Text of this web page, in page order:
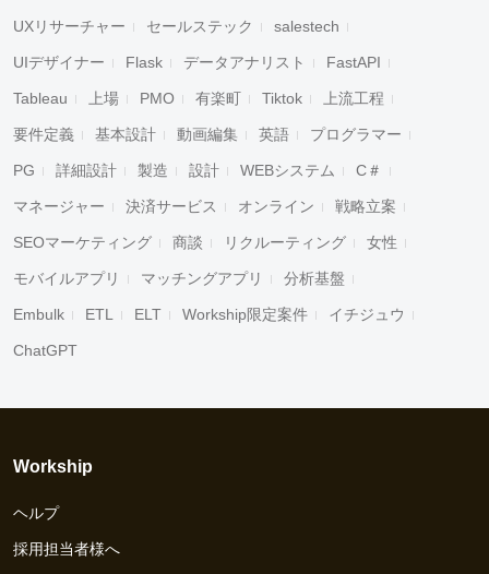
UXリサーチャー セールステック salestech
UIデザイナー Flask データアナリスト FastAPI
Tableau 上場 PMO 有楽町 Tiktok 上流工程
要件定義 基本設計 動画編集 英語 プログラマー
PG 詳細設計 製造 設計 WEBシステム C＃
マネージャー 決済サービス オンライン 戦略立案
SEOマーケティング 商談 リクルーティング 女性
モバイルアプリ マッチングアプリ 分析基盤
Embulk ETL ELT Workship限定案件 イチジュウ
ChatGPT
Workship
ヘルプ
採用担当者様へ